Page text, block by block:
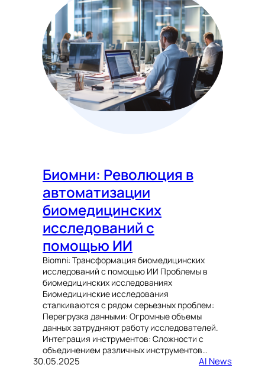
Биомни: Революция в
автоматизации
биомедицинских
исследований с
помощью ИИ
Biomni: Трансформация биомедицинских
исследований с помощью ИИ Проблемы в
биомедицинских исследованиях
Биомедицинские исследования
сталкиваются с рядом серьезных проблем:
Перегрузка данными: Огромные объемы
данных затрудняют работу исследователей.
Интеграция инструментов: Сложности с
объединением различных инструментов…
30.05.2025 AI News